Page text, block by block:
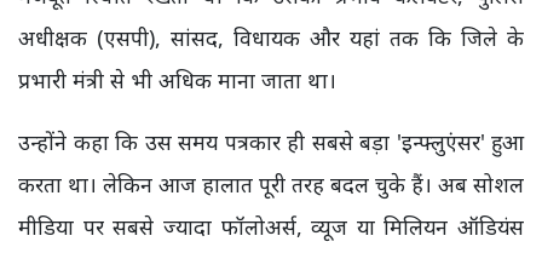
अधीक्षक (एसपी), सांसद, विधायक और यहां तक कि जिले के
प्रभारी मंत्री से भी अधिक माना जाता था।
उन्होंने कहा कि उस समय पत्रकार ही सबसे बड़ा 'इन्फ्लुएंसर' हुआ
करता था। लेकिन आज हालात पूरी तरह बदल चुके हैं। अब सोशल
मीडिया पर सबसे ज्यादा फॉलोअर्स, व्यूज या मिलियन ऑडियंस